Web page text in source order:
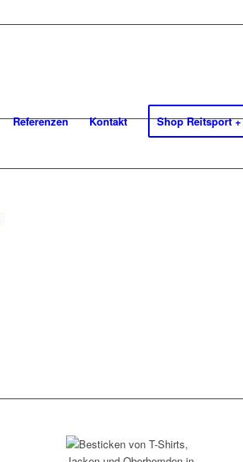
Referenzen Kontakt Shop Reitsport